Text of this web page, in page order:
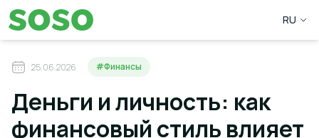
RU
25.06.2026 #Финансы
Деньги и личность: как
финансовый стиль влияет